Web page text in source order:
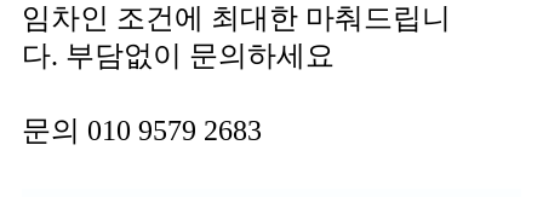
임차인 조건에 최대한 마춰드립니
다. 부담없이 문의하세요
문의 010 9579 2683